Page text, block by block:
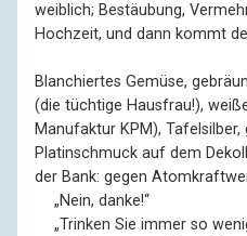
weiblich; Bestäubung,
Hochzeit, und dann kommt
Blanchiertes Gemüse,
(die tüchtige Hausfrau!),
Manufaktur KPM), Tafelsilber,
Platinschmuck auf dem
der Bank: gegen
„Nein, danke!“
„Trinken Sie immer so